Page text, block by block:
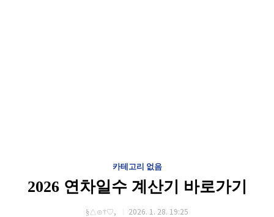
카테고리 없음
2026 연차일수 계산기 바로가기
§△⊙†♡, 2026. 1. 28. 19:25